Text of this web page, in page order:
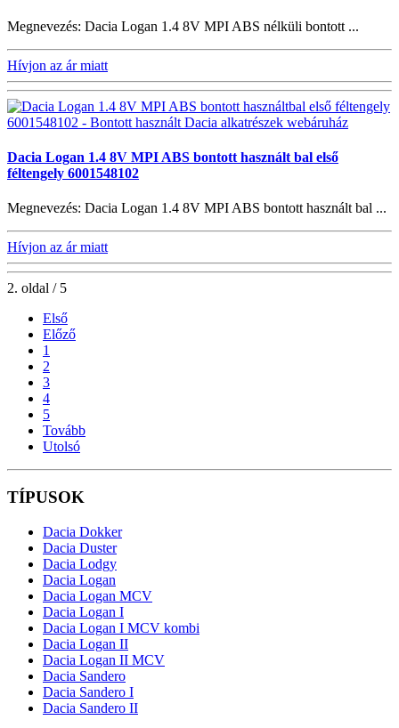
Megnevezés: Dacia Logan 1.4 8V MPI ABS nélküli bontott ...
Hívjon az ár miatt
Dacia Logan 1.4 8V MPI ABS bontott használt bal első
féltengely 6001548102
Megnevezés: Dacia Logan 1.4 8V MPI ABS bontott használt bal ...
Hívjon az ár miatt
2. oldal / 5
Első
Előző
1
2
3
4
5
Tovább
Utolsó
TÍPUSOK
Dacia Dokker
Dacia Duster
Dacia Lodgy
Dacia Logan
Dacia Logan MCV
Dacia Logan I
Dacia Logan I MCV kombi
Dacia Logan II
Dacia Logan II MCV
Dacia Sandero
Dacia Sandero I
Dacia Sandero II